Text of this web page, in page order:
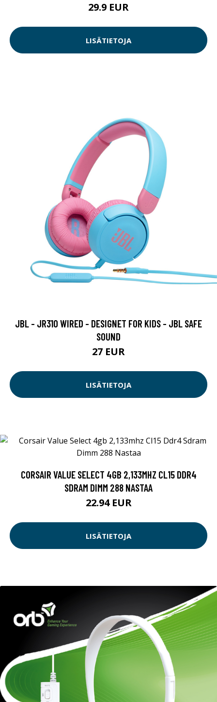
29.9 EUR
LISÄTIETOJA
JBL - JR310 WIRED - DESIGNET FOR KIDS - JBL SAFE
SOUND
27 EUR
LISÄTIETOJA
CORSAIR VALUE SELECT 4GB 2,133MHZ CL15 DDR4
SDRAM DIMM 288 NASTAA
22.94 EUR
LISÄTIETOJA